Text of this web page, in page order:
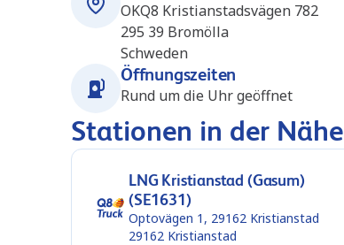
OKQ8 Kristianstadsvägen 782
295 39 Bromölla
Schweden
Öffnungszeiten
Rund um die Uhr geöffnet
Stationen in der Nähe
LNG Kristianstad (Gasum)
(SE1631)
Optovägen 1, 29162 Kristianstad
29162 Kristianstad